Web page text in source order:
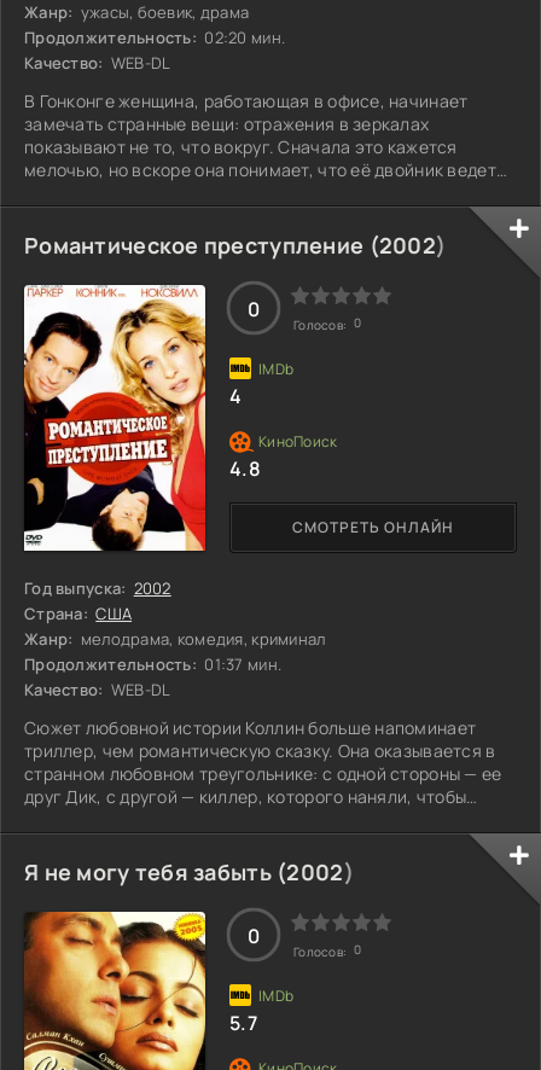
Жанр: ужасы, боевик, драма
Продолжительность: 02:20 мин.
Качество: WEB-DL
В Гонконге женщина, работающая в офисе, начинает
замечать странные вещи: отражения в зеркалах
показывают не то, что вокруг. Сначала это кажется
мелочью, но вскоре она понимает, что её двойник ведет
историю о парне, который решает сделать сюрприз своей
девушке. Но, открыв дверь, он находит только её телефон,
а голос на другом конце провода уверяет, что она в
безопасности. И чем больше он расспрашивает, тем
больше теряет связь с реальностью. В
Романтическое преступление (2002)
Год выпуска: 2002
Страна: США
Жанр: мелодрама, комедия, криминал
Продолжительность: 01:37 мин.
Качество: WEB-DL
Сюжет любовной истории Коллин больше напоминает
триллер, чем романтическую сказку. Она оказывается в
странном любовном треугольнике: с одной стороны — ее
друг Дик, с другой — киллер, которого наняли, чтобы
начинает испытывать притяжение к неотразимому
убийце, несмотря на его зловещую профессию. Проблема
в том, что, будучи киллером, он не хочет убивать. Но
выполнение заказа неизбежно, и в такой ситуации Коллин
решает сделать своему новому
СМОТРЕТЬ ОНЛАЙН
0
Голосов: 0
4
4.8
Я не могу тебя забыть (2002)
0
Голосов: 0
5.7